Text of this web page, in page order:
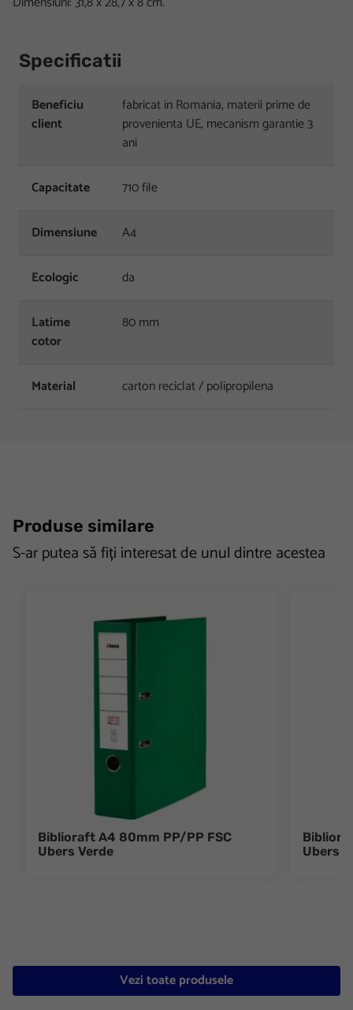
Specificatii
Beneficiu
client
fabricat in Romania, materii prime de
provenienta UE, mecanism garantie 3
ani
Capacitate 710 file
Dimensiune A4
Ecologic da
Latime
cotor
80 mm
Material carton reciclat / polipropilena
Produse similare
S-ar putea să fiți interesat de unul dintre acestea
Biblioraft A4 80mm PP/PP FSC
Ubers Verde
Ubers
Vezi toate produsele